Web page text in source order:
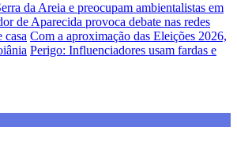
da Areia e preocupam ambientalistas em
de Aparecida provoca debate nas redes
casa Com a aproximação das Eleições 2026,
Perigo: Influenciadores usam fardas e